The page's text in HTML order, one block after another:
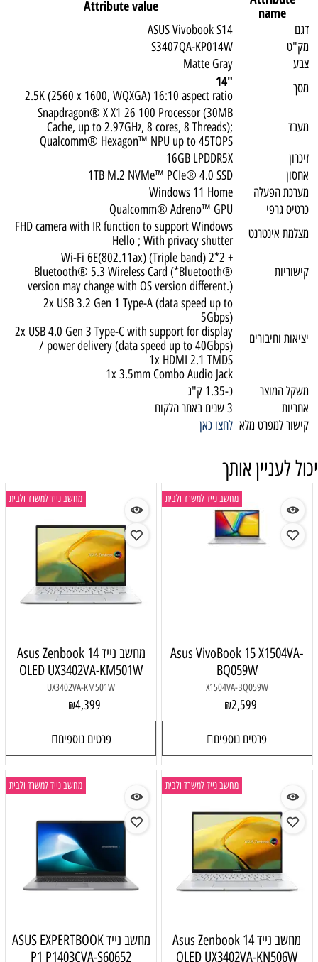
name
Attribute value
דגם
ASUS Vivobook S14
מק"ט
S3407QA-KP014W
צבע
Matte Gray
מסך
"14
2.5K (2560 x 1600, WQXGA) 16:10 aspect ratio
מעבד
Snapdragon® X X1 26 100 Processor (30MB
Cache, up to 2.97GHz, 8 cores, 8 Threads);
Qualcomm® Hexagon™ NPU up to 45TOPS
זיכרון
16GB LPDDR5X
אחסון
1TB M.2 NVMe™ PCIe® 4.0 SSD
מערכת הפעלה
Windows 11 Home
כרטיס גרפי
Qualcomm® Adreno™ GPU
מצלמת אינטרנט
FHD camera with IR function to support Windows
Hello ; With privacy shutter
קישוריות
Wi-Fi 6E(802.11ax) (Triple band) 2*2 +
Bluetooth® 5.3 Wireless Card (*Bluetooth®
version may change with OS version different.)
יציאות וחיבורים
2x USB 3.2 Gen 1 Type-A (data speed up to
5Gbps)
2x USB 4.0 Gen 3 Type-C with support for display
/ power delivery (data speed up to 40Gbps)
1x HDMI 2.1 TMDS
1x 3.5mm Combo Audio Jack
משקל המוצר
כ-1.35 ק"ג
אחריות
3 שנים באתר הלקוח
קישור למפרט מלא לחצו כאן
יכול לעניין אותך
מחשב נייד למשרד ולבית
Asus VivoBook 15 X1504VA-
BQ059W
X1504VA-BQ059W
₪2,599
פרטים נוספים
מחשב נייד למשרד ולבית
מחשב נייד Asus Zenbook 14
OLED UX3402VA-KM501W
UX3402VA-KM501W
₪4,399
פרטים נוספים
מחשב נייד למשרד ולבית
מחשב נייד Asus Zenbook 14
OLED UX3402VA-KN506W
מחשב נייד למשרד ולבית
מחשב נייד ASUS EXPERTBOOK
P1 P1403CVA-S60652